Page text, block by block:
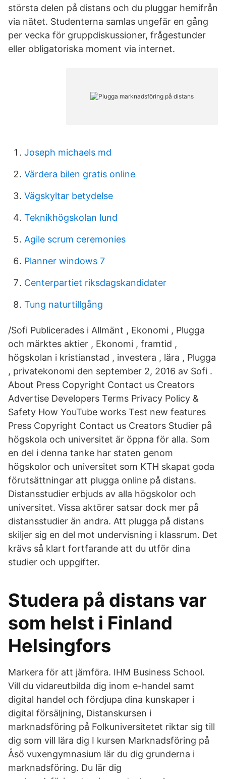
största delen på distans och du pluggar hemifrån
via nätet. Studenterna samlas ungefär en gång
per vecka för gruppdiskussioner, frågestunder
eller obligatoriska moment via internet.
Joseph michaels md
Värdera bilen gratis online
Vägskyltar betydelse
Teknikhögskolan lund
Agile scrum ceremonies
Planner windows 7
Centerpartiet riksdagskandidater
Tung naturtillgång
/Sofi Publicerades i Allmänt , Ekonomi , Plugga
och märktes aktier , Ekonomi , framtid ,
högskolan i kristianstad , investera , lära , Plugga
, privatekonomi den september 2, 2016 av Sofi .
About Press Copyright Contact us Creators
Advertise Developers Terms Privacy Policy &
Safety How YouTube works Test new features
Press Copyright Contact us Creators Studier på
högskola och universitet är öppna för alla. Som
en del i denna tanke har staten genom
högskolor och universitet som KTH skapat goda
förutsättningar att plugga online på distans.
Distansstudier erbjuds av alla högskolor och
universitet. Vissa aktörer satsar dock mer på
distansstudier än andra. Att plugga på distans
skiljer sig en del mot undervisning i klassrum. Det
krävs så klart fortfarande att du utför dina
studier och uppgifter.
Studera på distans var
som helst i Finland
Helsingfors
Markera för att jämföra. IHM Business School.
Vill du vidareutbilda dig inom e-handel samt
digital handel och fördjupa dina kunskaper i
digital försäljning, Distanskursen i
marknadsföring på Folkuniversitetet riktar sig till
dig som vill lära dig I kursen Marknadsföring på
Åsö vuxengymnasium lär du dig grunderna i
marknadsföring. Du lär dig